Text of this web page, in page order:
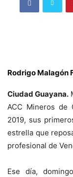
Rodrigo Malagón
Ciudad Guayana.
ACC Mineros de
2019, sus
estrella que
profesional de
Ese día,